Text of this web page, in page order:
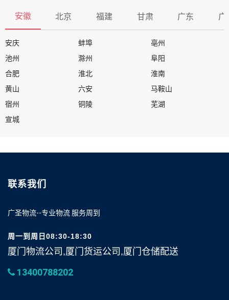
安徽 北京 福建 甘肃 广东 广
安庆 蚌埠
亳州
池州
滁州
阜阳
合肥
淮北
淮南
黄山
六安
马鞍山
宿州
铜陵
芜湖
宣城
联系我们
广圣物流--专业物流 服务周到
周一到周日08:30-18:30
厦门物流公司,厦门货运公司,厦门仓储配送
13400788202